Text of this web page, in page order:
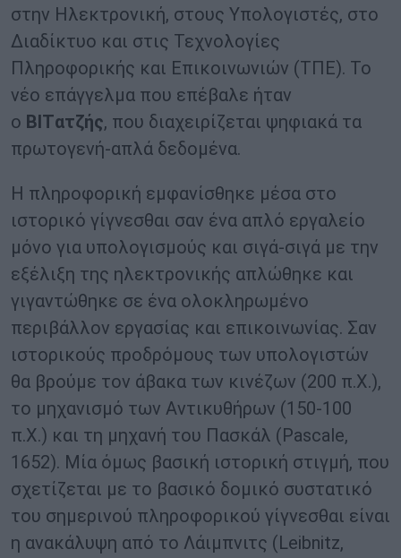
στην Ηλεκτρονική, στους Υπολογιστές, στο
Διαδίκτυο και στις Τεχνολογίες
Πληροφορικής και Επικοινωνιών (ΤΠΕ). Το
νέο επάγγελμα που επέβαλε ήταν
ο BITατζής, που διαχειρίζεται ψηφιακά τα
πρωτογενή-απλά δεδομένα.
Η πληροφορική εμφανίσθηκε μέσα στο
ιστορικό γίγνεσθαι σαν ένα απλό εργαλείο
μόνο για υπολογισμούς και σιγά-σιγά με την
εξέλιξη της ηλεκτρονικής απλώθηκε και
γιγαντώθηκε σε ένα ολοκληρωμένο
περιβάλλον εργασίας και επικοινωνίας. Σαν
ιστορικούς προδρόμους των υπολογιστών
θα βρούμε τον άβακα των κινέζων (200 π.Χ.),
το μηχανισμό των Αντικυθήρων (150-100
π.Χ.) και τη μηχανή του Πασκάλ (Pascale,
1652). Μία όμως βασική ιστορική στιγμή, που
σχετίζεται με το βασικό δομικό συστατικό
του σημερινού πληροφορικού γίγνεσθαι είναι
η ανακάλυψη από το Λάιμπνιτς (Leibnitz,